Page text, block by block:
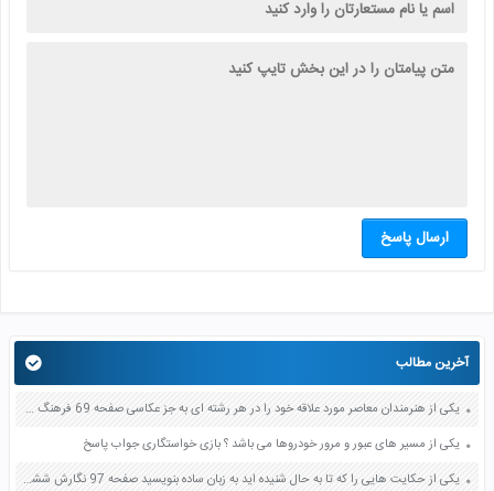
ارسال پاسخ
آخرین مطالب
یکی از هنرمندان معاصر مورد علاقه خود را در هر رشته ای به جز عکاسی صفحه 69 فرهنگ و هنر نهم
یکی از مسیر های عبور و مرور خودروها می باشد ؟ بازی خواستگاری جواب پاسخ
یکی از حکایت هایی را که تا به حال شنیده اید به زبان ساده بنویسید صفحه 97 نگارش ششم دبستان